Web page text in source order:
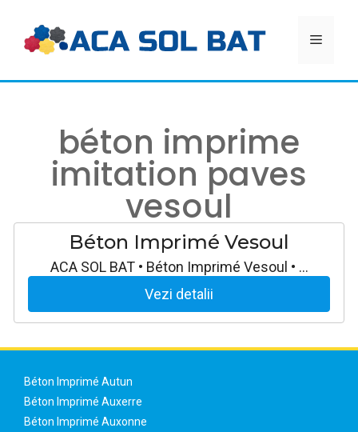
contenu
béton imprime
imitation paves
vesoul
Béton Imprimé Vesoul
ACA SOL BAT • Béton Imprimé Vesoul • …
Vezi detalii
Béton Imprimé Autun
Béton Imprimé Auxerre
Béton Imprimé Auxonne